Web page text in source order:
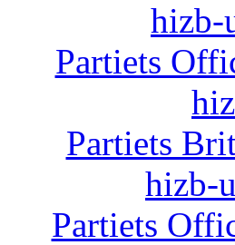
hizb-
Partiets
Partiets
hizb-
Partiets